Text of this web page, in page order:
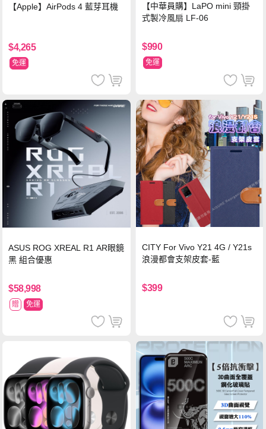
【Apple】AirPods 4 藍芽耳機
$4,265
免運
【中華員購】LaPO mini 頸掛
式製冷風扇 LF-06
$990
免運
ASUS ROG XREAL R1 AR眼鏡
黑 組合優惠
$58,998
贈 免運
CITY For Vivo Y21 4G / Y21s
浪漫都會支架皮套-藍
$399